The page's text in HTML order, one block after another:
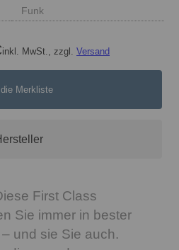
Funk
inkl. MwSt., zzgl. Versand
Merkliste
First Class
Sie immer in bester
und sie Sie auch.